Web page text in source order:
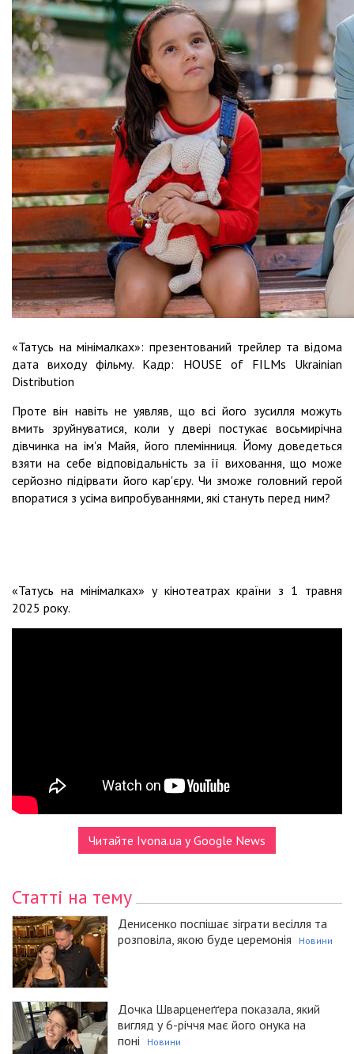
«Татусь на мінімалках»: презентований трейлер та відома
дата виходу фільму. Кадр: HOUSE of FILMs Ukrainian
Distribution
Проте він навіть не уявляв, що всі його зусилля можуть
вмить зруйнуватися, коли у двері постукає восьмирічна
дівчинка на ім'я Майя, його племінниця. Йому доведеться
взяти на себе відповідальність за її виховання, що може
серйозно підірвати його кар'єру. Чи зможе головний герой
впоратися з усіма випробуваннями, які стануть перед ним?
«Татусь на мінімалках» у кінотеатрах країни з 1 травня
2025 року.
Читайте Ivona.ua у Google News
Статті на тему
Денисенко поспішає зіграти весілля та
розповіла, якою буде церемонія
Новини
Дочка Шварценеґґера показала, який
вигляд у 6-річчя має його онука на
поні
Новини